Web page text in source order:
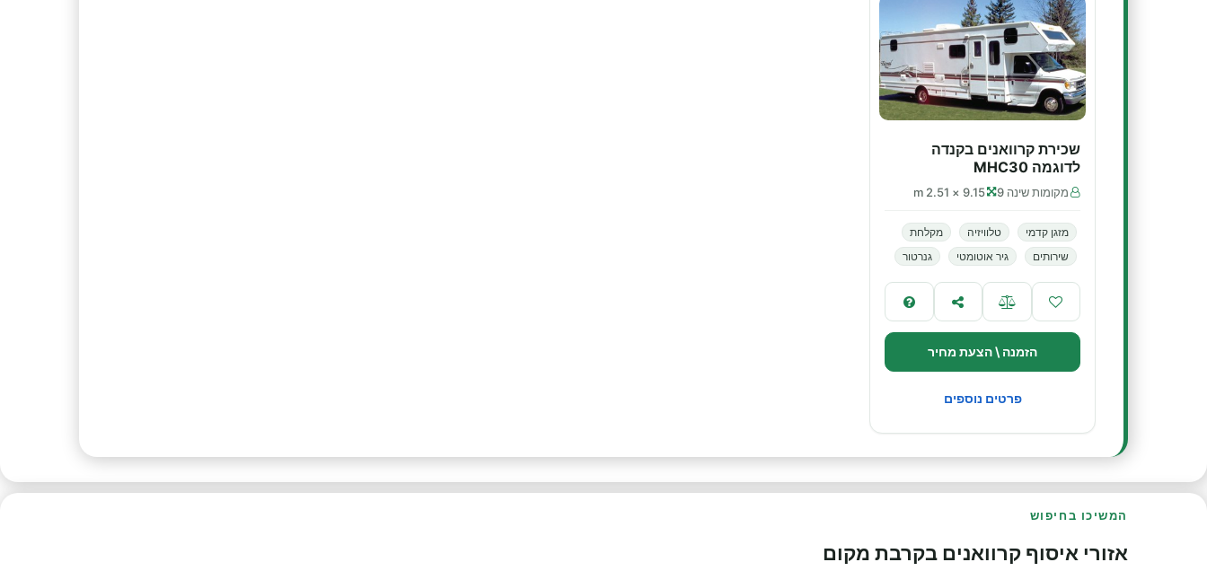
שכירת קרוואנים בקנדה
לדוגמה MHC30
מקומות שינה 9 9.15 × 2.51 m
מזגן קדמי טלוויזיה
מקלחת
שירותים
גיר אוטומטי גנרטור
הזמנה \ הצעת מחיר
פרטים נוספים
המשיכו בחיפוש
אזורי איסוף קרוואנים בקרבת מקום